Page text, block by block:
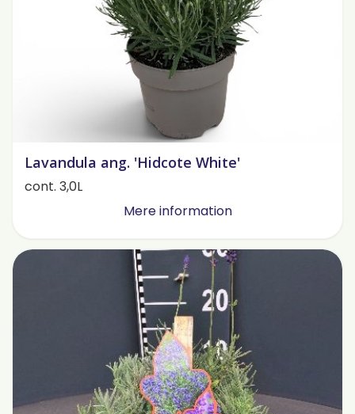
Lavandula ang. 'Hidcote White'
cont. 3,0L
Mere information